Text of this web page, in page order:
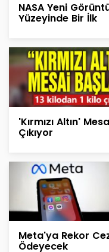
NASA Yeni
Yüzeyinde Bir İlk
'Kırmızı Altın'
Çıkıyor
Meta'ya Rekor
Ödeyecek